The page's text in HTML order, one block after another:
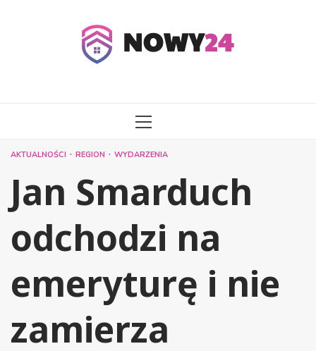
MENU
AKTUALNOŚCI REGION WYDARZENIA
Jan Smarduch
odchodzi na
emeryturę i nie
zamierza